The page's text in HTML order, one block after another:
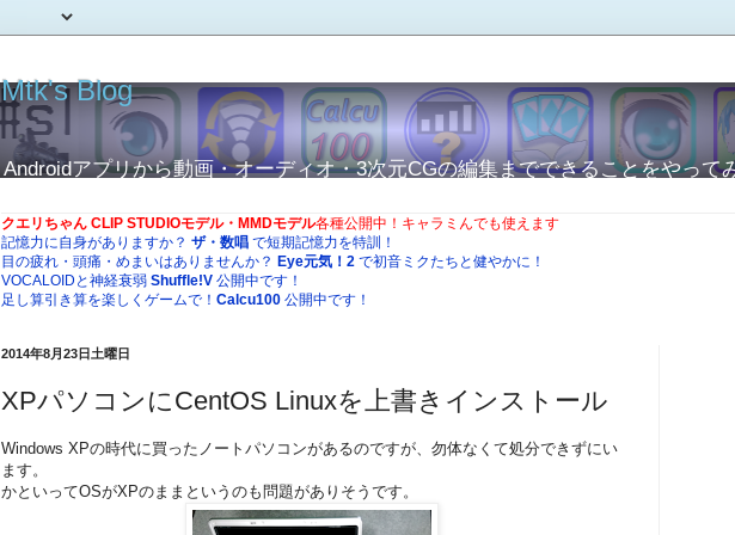
Mtk's Blog
Androidアプリから動画・オーディオ・3次元CGの編集までできることをやって
クエリちゃん CLIP STUDIOモデル・MMDモデル各種公開中！キャラミんでも使えます
記憶力に自身がありますか？ ザ・数唱 で短期記憶力を特訓！
目の疲れ・頭痛・めまいはありませんか？ Eye元気！2 で初音ミクたちと健やかに！
VOCALOIDと神経衰弱 Shuffle!V 公開中です！
足し算引き算を楽しくゲームで！ Calcu100 公開中です！
2014年8月23日土曜日
XPパソコンにCentOS Linuxを上書きインストール
Windows XPの時代に買ったノートパソコンがあるのですが、勿体なくて処分できずにい
ます。
かといってOSがXPのままというのも問題がありそうです。